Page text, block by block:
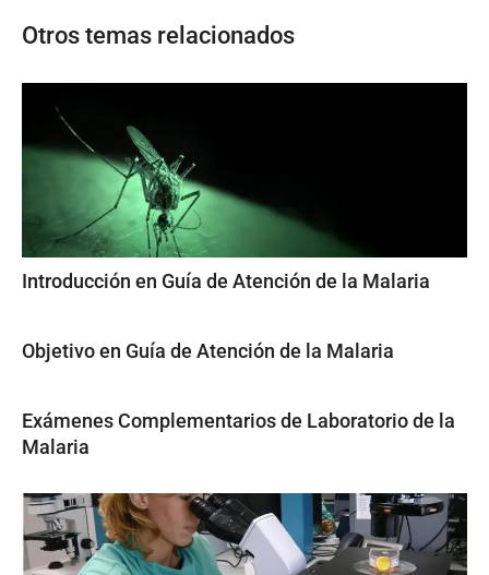
Otros temas relacionados
Introducción en Guía de Atención de la Malaria
Objetivo en Guía de Atención de la Malaria
Exámenes Complementarios de Laboratorio de la
Malaria